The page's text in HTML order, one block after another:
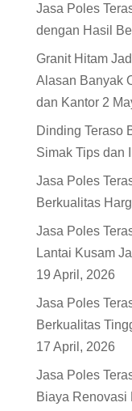
Jasa Poles
dengan Hasil
Granit Hitam
Alasan Banyak
dan Kantor 2
Dinding Teraso
Simak Tips dan
Jasa Poles
Berkualitas
Jasa Poles
Lantai Kusam
19 April, 2026
Jasa Poles
Berkualitas
17 April, 2026
Jasa Poles
Biaya Renovasi